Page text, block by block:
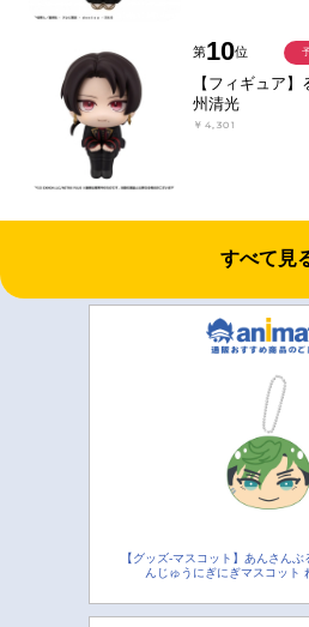
第10位
【フィギュア
州清光
￥4,301
すべて見
【グッズ-マスコット】あんさん
んじゅうにぎにぎマスコット